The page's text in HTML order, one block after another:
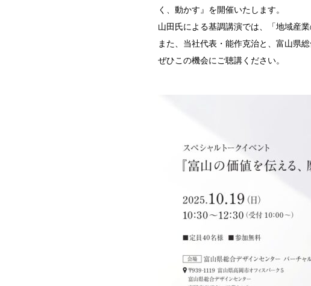
錫リサイクルプロ
採用情報
く、動かす』を開催いたします。
山田氏による基調講演では、「地域産
また、当社代表・能作克治と、富山県
ぜひこの機会にご聴講ください。